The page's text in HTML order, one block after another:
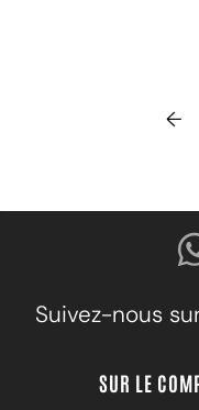
←
Suivez-nous
SUR LE